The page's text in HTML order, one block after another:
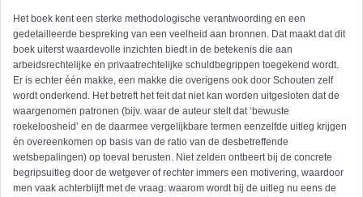
Het boek kent een sterke methodologische verantwoording en een
gedetailleerde bespreking van een veelheid aan bronnen. Dat maakt dat dit
boek uiterst waardevolle inzichten biedt in de betekenis die aan
arbeidsrechtelijke en privaatrechtelijke schuldbegrippen toegekend wordt.
Er is echter één makke, een makke die overigens ook door Schouten zelf
wordt onderkend. Het betreft het feit dat niet kan worden uitgesloten dat de
waargenomen patronen (bijv. waar de auteur stelt dat ‘bewuste
roekeloosheid’ en de daarmee vergelijkbare termen eenzelfde uitleg krijgen
én overeenkomen op basis van de ratio van de desbetreffende
wetsbepalingen) op toeval berusten. Niet zelden ontbeert bij de concrete
begripsuitleg door de wetgever of rechter immers een motivering, waardoor
men vaak achterblijft met de vraag: waarom wordt bij de uitleg nu eens de